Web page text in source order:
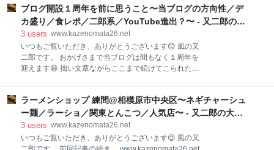
らっしゃるかもしれませんが、こちら古淵店も最近セ
ルフサービス店舗に改装されまして、定食のご飯おか
わりが自由となるサービスを提供しています
現着‼️ 家系ラーメン クックら さんであります。 雨の
中、気合を入れすぎて開店前に到着してしまいまし
た…😅 平日10:40ごろの到着でＰＰ🤣 その後もしばら
くお客さんが現れなかったので、入口前の庇のある所
で雨宿りさせていただきました☔️ 定刻になりオープン
👍 今回のオーダーは… チャーシューメン＋きくらげ＋
す😊 この日は限定の「豚骨カレーつけ麺」がある日で
したが、過去に食べていますし、クックら自体久しぶ
りな
ブログ開設１周年を前に思うこと〜当ブログの方向性／デ
カ盛り／食レポ／二郎系／YouTube進出？〜 - 又二郎の大
食い＆デカ盛り＆ラーメン日記
3 users www.kazenomata26.net
いつもご覧いただき、ありがとうございます😊 風の又
二郎です。 おかげさまで当ブログは間もなく１周年を
迎えます😆 拙い文章ながらここまで続けてこられたの
くださった師匠であるクッキング父ちゃんさんにも、
この場を借りて御礼申し上げます‼️ まずは１周年の感
謝を込めまして、いつもお世話になっているブログを
一挙にご紹介↓↓↓ 我が師匠のブログ⬇️⬇️⬇️
www.kukking10chan.net よくコメントをくださるSS
ラーメンショップ 練間@相模原市中央区〜ネギチャーシュ
ー麺／ラーショ／関東とんこつ／人気店〜 - 又二郎の大食
い＆デカ盛り＆ラーメン日記
3 users www.kazenomata26.net
いつもご覧いただき、ありがとうございます😊 風の又